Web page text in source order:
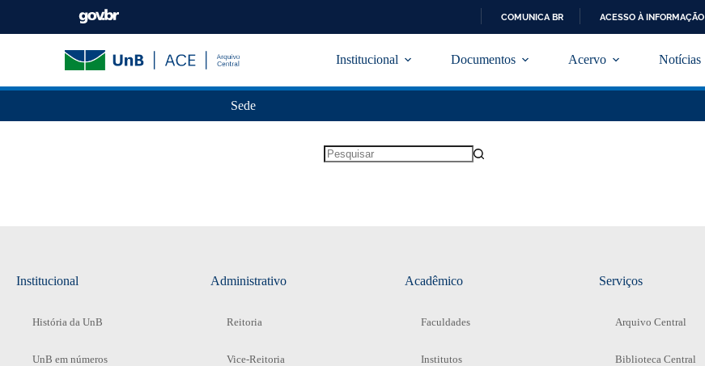
A
COMUNICA BR ACESSO À INFORMAÇÃO
Institucional Documentos Acervo Notícias
Sede
Institucional
História da UnB
UnB em números
Administrativo
Reitoria
Vice-Reitoria
Acadêmico
Faculdades
Institutos
Serviços
Arquivo Central
Biblioteca Central